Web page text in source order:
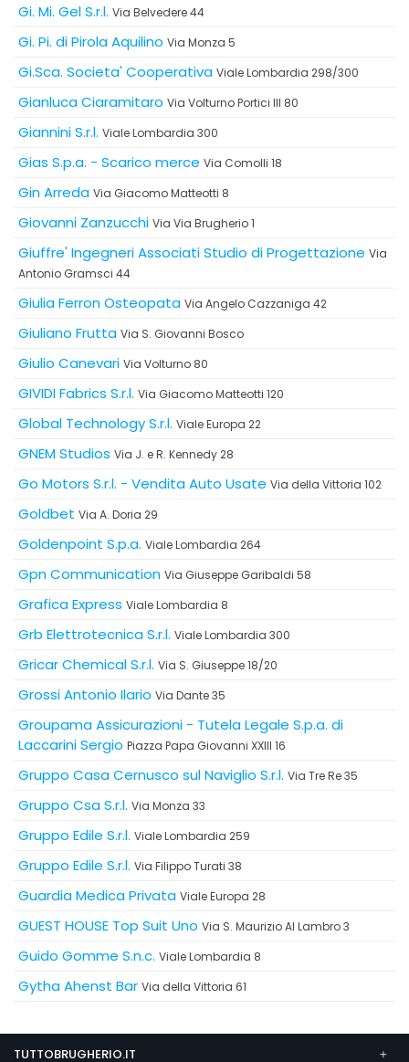
Gi. Mi. Gel S.r.l. Via Belvedere 44
Gi. Pi. di Pirola Aquilino Via Monza 5
Gi.Sca. Societa' Cooperativa Viale Lombardia 298/300
Gianluca Ciaramitaro Via Volturno Portici III 80
Giannini S.r.l. Viale Lombardia 300
Gias S.p.a. - Scarico merce Via Comolli 18
Gin Arreda Via Giacomo Matteotti 8
Giovanni Zanzucchi Via Via Brugherio 1
Giuffre' Ingegneri Associati Studio di Progettazione Via
Antonio Gramsci 44
Giulia Ferron Osteopata Via Angelo Cazzaniga 42
Giuliano Frutta Via S. Giovanni Bosco
Giulio Canevari Via Volturno 80
GIVIDI Fabrics S.r.l. Via Giacomo Matteotti 120
Global Technology S.r.l. Viale Europa 22
GNEM Studios Via J. e R. Kennedy 28
Go Motors S.r.l. - Vendita Auto Usate Via della Vittoria 102
Goldbet Via A. Doria 29
Goldenpoint S.p.a. Viale Lombardia 264
Gpn Communication Via Giuseppe Garibaldi 58
Grafica Express Viale Lombardia 8
Grb Elettrotecnica S.r.l. Viale Lombardia 300
Gricar Chemical S.r.l. Via S. Giuseppe 18/20
Grossi Antonio Ilario Via Dante 35
Groupama Assicurazioni - Tutela Legale S.p.a. di
Laccarini Sergio Piazza Papa Giovanni XXIII 16
Gruppo Casa Cernusco sul Naviglio S.r.l. Via Tre Re 35
Gruppo Csa S.r.l. Via Monza 33
Gruppo Edile S.r.l. Viale Lombardia 259
Gruppo Edile S.r.l. Via Filippo Turati 38
Guardia Medica Privata Viale Europa 28
GUEST HOUSE Top Suit Uno Via S. Maurizio Al Lambro 3
Guido Gomme S.n.c. Viale Lombardia 8
Gytha Ahenst Bar Via della Vittoria 61
TUTTOBRUGHERIO.IT